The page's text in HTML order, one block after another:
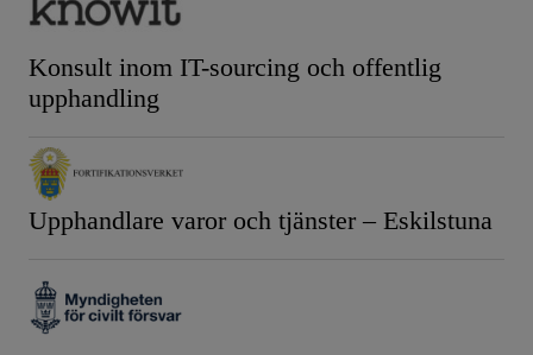
Konsult inom IT-sourcing och offentlig
upphandling
Upphandlare varor och tjänster – Eskilstuna